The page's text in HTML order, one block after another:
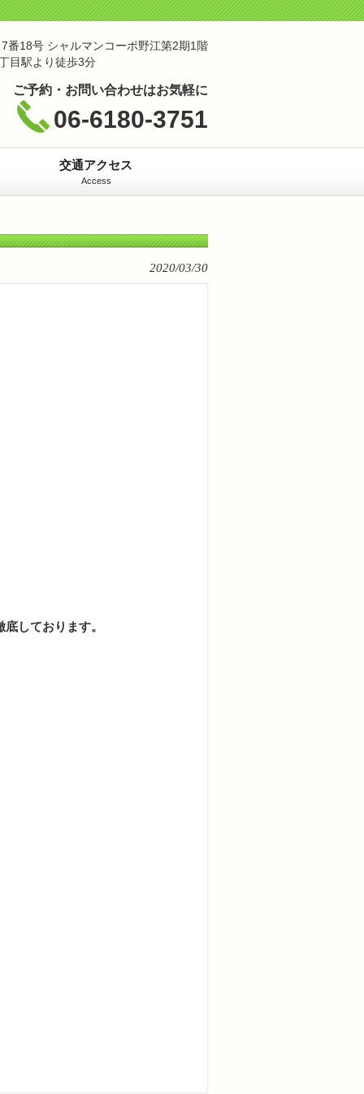
番18号 シャルマンコーポ野江第2期1階
目駅より徒歩3分
ご予約・お問い合わせはお気軽に
06-6180-3751
交通アクセス
Access
2020/03/30
しております。